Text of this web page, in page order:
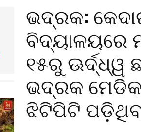
ଭଦ୍ରକ:
ବିଦ୍ୟାଳୟରେ
୧୫ରୁ ଊର୍ଦ୍ଧ୍ୱ
ଭଦ୍ରକ
ଝିଟିପିଟି